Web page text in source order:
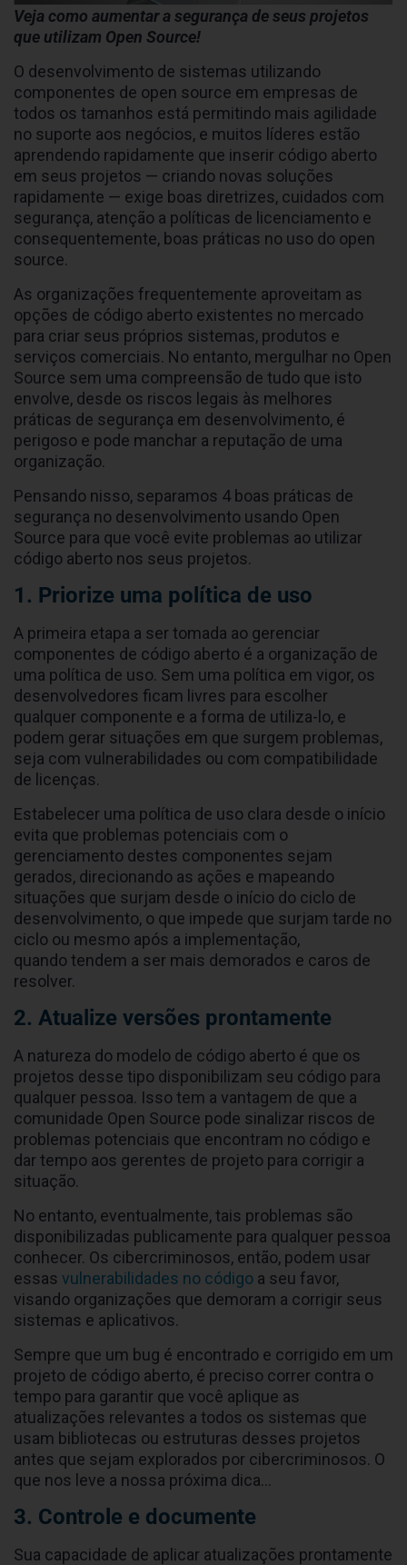
Veja como aumentar a segurança de seus projetos
que utilizam Open Source!
O desenvolvimento de sistemas utilizando
componentes de open source em empresas de
todos os tamanhos está permitindo mais agilidade
no suporte aos negócios, e muitos líderes estão
aprendendo rapidamente que inserir código aberto
em seus projetos — criando novas soluções
rapidamente — exige boas diretrizes, cuidados com
segurança, atenção a políticas de licenciamento e
consequentemente, boas práticas no uso do open
source.
As organizações frequentemente aproveitam as
opções de código aberto existentes no mercado
para criar seus próprios sistemas, produtos e
serviços comerciais. No entanto, mergulhar no Open
Source sem uma compreensão de tudo que isto
envolve, desde os riscos legais às melhores
práticas de segurança em desenvolvimento, é
perigoso e pode manchar a reputação de uma
organização.
Pensando nisso, separamos 4 boas práticas de
segurança no desenvolvimento usando Open
Source para que você evite problemas ao utilizar
código aberto nos seus projetos.
1. Priorize uma política de uso
A primeira etapa a ser tomada ao gerenciar
componentes de código aberto é a organização de
uma política de uso. Sem uma política em vigor, os
desenvolvedores ficam livres para escolher
qualquer componente e a forma de utiliza-lo, e
podem gerar situações em que surgem problemas,
seja com vulnerabilidades ou com compatibilidade
de licenças.
Estabelecer uma política de uso clara desde o início
evita que problemas potenciais com o
gerenciamento destes componentes sejam
gerados, direcionando as ações e mapeando
situações que surjam desde o início do ciclo de
desenvolvimento, o que impede que surjam tarde no
ciclo ou mesmo após a implementação,
quando tendem a ser mais demorados e caros de
resolver.
2. Atualize versões prontamente
A natureza do modelo de código aberto é que os
projetos desse tipo disponibilizam seu código para
qualquer pessoa. Isso tem a vantagem de que a
comunidade Open Source pode sinalizar riscos de
problemas potenciais que encontram no código e
dar tempo aos gerentes de projeto para corrigir a
situação.
No entanto, eventualmente, tais problemas são
disponibilizadas publicamente para qualquer pessoa
conhecer. Os cibercriminosos, então, podem usar
essas vulnerabilidades no código a seu favor,
visando organizações que demoram a corrigir seus
sistemas e aplicativos.
Sempre que um bug é encontrado e corrigido em um
projeto de código aberto, é preciso correr contra o
tempo para garantir que você aplique as
atualizações relevantes a todos os sistemas que
usam bibliotecas ou estruturas desses projetos
antes que sejam explorados por cibercriminosos. O
que nos leve a nossa próxima dica…
3. Controle e documente
Sua capacidade de aplicar atualizações prontamente